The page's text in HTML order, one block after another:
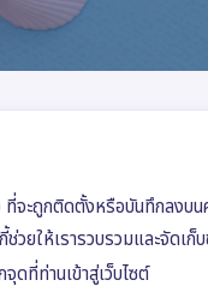
ถูกติดตั้งหรือบันทึกลงบนค
วยให้เรารวบรวมและจัดเ
ดที่ท่านเข้าสู่เว็บไซต์